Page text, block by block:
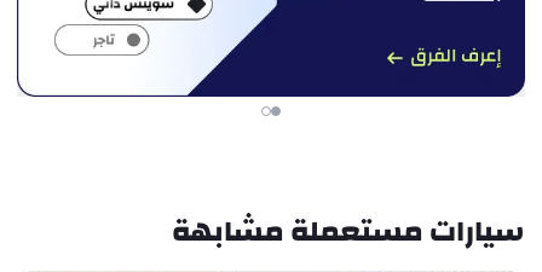
سيارات مستعملة مشابهة